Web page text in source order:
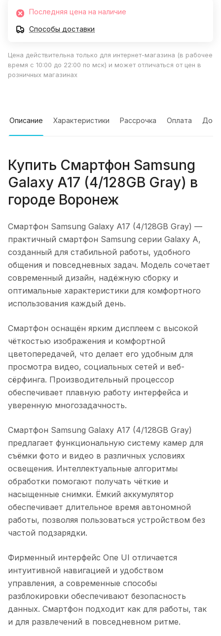
Последняя цена на наличие
Способы доставки
Цена действительна только для интернет-магазина (в рабочее
время с 10:00 до 22:00 по мск) и может отличаться от цен в
розничных магазинах
Описание Характеристики Рассрочка Оплата
Купить Смартфон Samsung
Galaxy A17 (4/128GB Gray) в
городе Воронеж
Смартфон Samsung Galaxy A17 (4/128GB Gray) —
практичный смартфон Samsung серии Galaxy A,
созданный для стабильной работы, удобного
общения и повседневных задач. Модель сочетает
современный дизайн, надёжную сборку и
оптимальные характеристики для комфортного
использования каждый день.
Смартфон оснащён ярким дисплеем с высокой
чёткостью изображения и комфортной
цветопередачей, что делает его удобным для
просмотра видео, социальных сетей и веб-
сёрфинга. Производительный процессор
обеспечивает плавную работу интерфейса и
уверенную многозадачность.
Смартфон Samsung Galaxy A17 (4/128GB Gray)
предлагает функциональную систему камер для
съёмки фото и видео в различных условиях
освещения. Интеллектуальные алгоритмы
обработки помогают получать чёткие и
насыщенные снимки. Ёмкий аккумулятор
обеспечивает длительное время автономной
работы, позволяя пользоваться устройством без
частой подзарядки.
Фирменный интерфейс One UI отличается
интуитивной навигацией и удобством
управления, а современные способы
разблокировки обеспечивают безопасность
данных. Смартфон подходит как для работы, так
и для развлечений в повседневном ритме.